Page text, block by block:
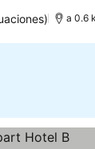
a 0.6